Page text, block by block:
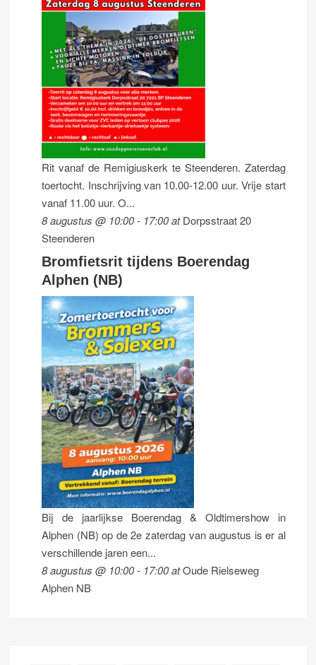
Rit vanaf de Remigiuskerk te Steenderen. Zaterdag
toertocht. Inschrijving van 10.00-12.00 uur. Vrije start
vanaf 11.00 uur. O...
8 augustus @ 10:00- 17:00atDorpsstraat 20
Steenderen
Bromfietsrit tijdens Boerendag
Alphen (NB)
Bij de jaarlijkse Boerendag & Oldtimershow in
Alphen (NB) op de 2e zaterdag van augustus is er al
verschillende jaren een...
8 augustus @ 10:00- 17:00atOude Rielseweg
Alphen NB